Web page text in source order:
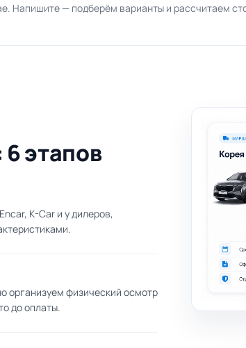
Напишите — подберём варианты и рассчитаем
6 этапов
K-Car и у дилеров,
организуем физический осмотр
до оплаты.